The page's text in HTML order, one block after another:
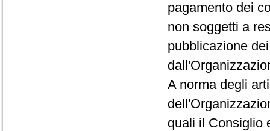
pagamento dei
non soggetti a
pubblicazione
A norma degli
quali il Consiglio